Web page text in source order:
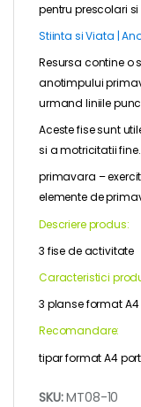
pentru prescolari
Stiinta si Viata |
Resursa contine o
anotimpului
urmand liniile
Aceste fise sunt
si a motricitatii fine.
primavara –
elemente de
Descriere produs:
3 fise de activitate
Caracteristici
3 planse format A4
Recomandare:
tipar format A4
SKU:MT08-10